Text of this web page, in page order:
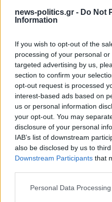
news-politics.gr - Do Not
Information
If you wish to opt-out of the
processing of your personal
targeted advertising by us,
section to confirm your
opt-out request is processed
interest-based ads based on
us or personal information
your opt-out. You may
disclosure of your personal
IAB’s list of downstream
also be disclosed by us to
Downstream Participants that
Personal Data
προμηθειών & έργων, που
προαναφερόμενες
προσκομίζονται στο Τ.Π.
τηρούνται στο αρχείο του
σε κάθε περίπτωση
ελέγχου, – Αν κατά τη
αποδειχθεί ότι
προβλεπόμενα
θα επιστρέφονται σε
11. Ενδιάμεσοι τόκοι: Οι
της εκταμίευσης μέχρι
εξυπηρέτησης του νέου